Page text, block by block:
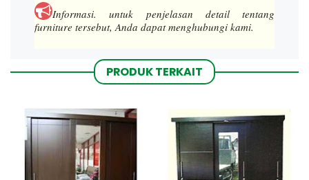
Informasi.untuk penjelasan detail tentang
furniture tersebut, Anda dapat menghubungi kami.
PRODUK TERKAIT